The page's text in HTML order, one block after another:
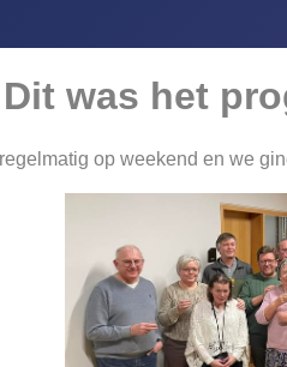
Dit was het
op weekend en we